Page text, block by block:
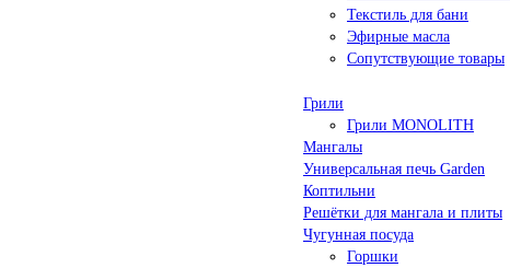
Текстиль для бани
Эфирные масла
Сопутствующие товары
Грили
Грили MONOLITH
Мангалы
Универсальная печь Garden
Коптильни
Решётки для мангала и плиты
Чугунная посуда
Горшки